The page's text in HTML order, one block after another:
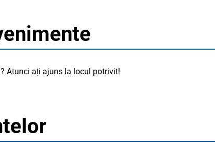
Atunci ați ajuns la locul potrivit!